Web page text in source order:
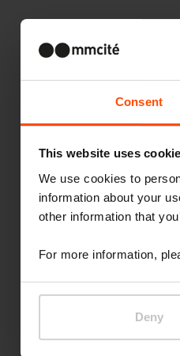
Consent
This website uses
We use cookies to
information about your
other information that
For more information,
Deny